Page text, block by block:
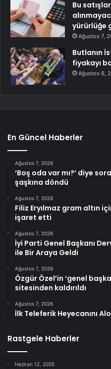
Bu
yürürlüğe
Ağustos 7,
Butlanın
fiyakayı
Ağustos 6,
En Güncel Haberler
Ağustos 7, 2026
‘Boş oda var mı?’ diye
şaşkına döndü
Ağustos 7, 2026
Filiz Eryılmaz gram altın
işaret etti
Ağustos 7, 2026
İyi Parti Genel Başkanı
ile Bir Araya Geldi
Ağustos 7, 2026
Özgür Özel’in ‘genel
sitesinden kaldırıldı
Ağustos 7, 2026
İlk Teleferik Heyecanını
Rastgele Haberler
Haziran 12, 2025